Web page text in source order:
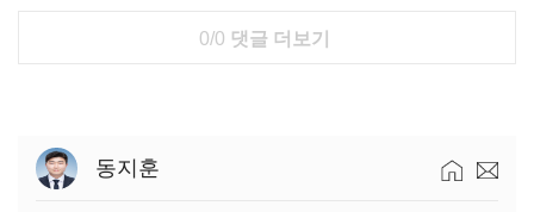
0/0 댓글 더보기
동지훈